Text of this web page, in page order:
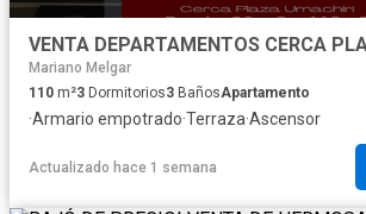
Mariano Melgar
110 m²3 Dormitorios3 BañosApartamento
·Armario empotrado·Terraza·Ascensor
Actualizado hace 1 semana